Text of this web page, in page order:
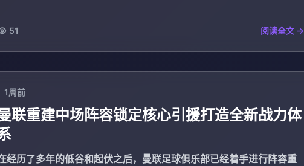
51 阅读全文 →
1周前
联重建中场阵容锁定核心引援打造全新战力体
经历了多年的低谷和起伏之后，曼联足球俱乐部已经着手进行阵容重